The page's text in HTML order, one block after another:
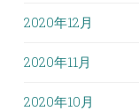
2020年12月
2020年11月
2020年10月